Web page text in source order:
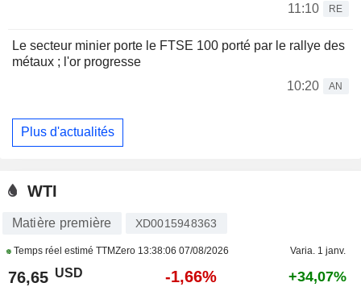
11:10
RE
Le secteur minier porte le FTSE 100 porté par le rallye des
métaux ; l'or progresse
10:20
AN
Plus d'actualités
WTI
Matière première XD0015948363
Temps réel estimé TTMZero 13:38:06 07/08/2026 Varia. 1 janv.
76,65 USD -1,66% +34,07%